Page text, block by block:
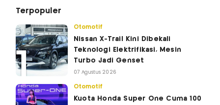
Terpopuler
Otomotif
Nissan X-Trail Kini Dibekali
Teknologi Elektrifikasi, Mesin
Turbo Jadi Genset
07 Agustus 2026
Otomotif
Kuota Honda Super One Cuma 100